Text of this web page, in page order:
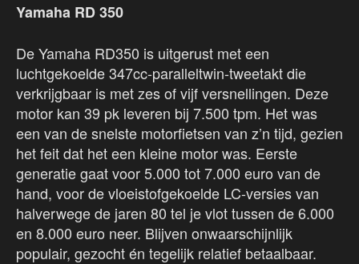
Yamaha RD 350
De Yamaha RD350 is uitgerust met een
luchtgekoelde 347cc-paralleltwin-tweetakt die
verkrijgbaar is met zes of vijf versnellingen. Deze
motor kan 39 pk leveren bij 7.500 tpm. Het was
een van de snelste motorfietsen van z’n tijd, gezien
het feit dat het een kleine motor was. Eerste
generatie gaat voor 5.000 tot 7.000 euro van de
hand, voor de vloeistofgekoelde LC-versies van
halverwege de jaren 80 tel je vlot tussen de 6.000
en 8.000 euro neer. Blijven onwaarschijnlijk
populair, gezocht én tegelijk relatief betaalbaar.